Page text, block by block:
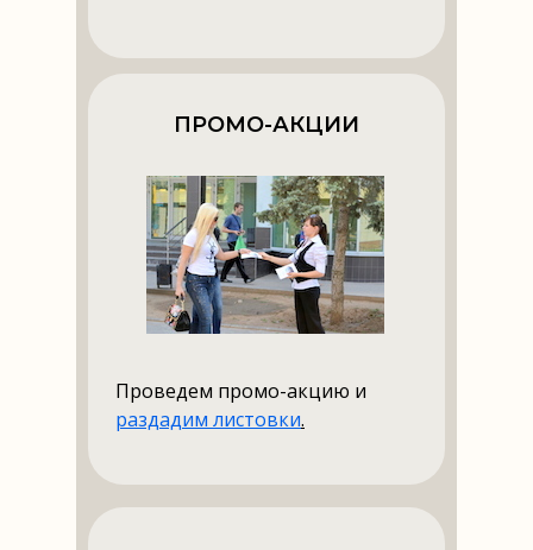
ПРОМО-АКЦИИ
Проведем промо-акцию и
раздадим листовки.